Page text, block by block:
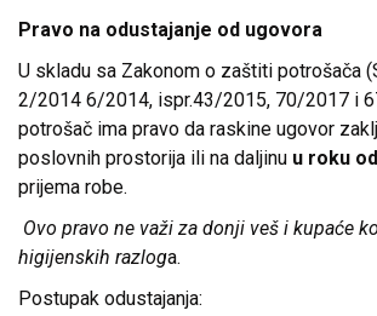
Pravo na odustajanje od ugovora
U skladu sa Zakonom o zaštiti potrošača
2/2014 6/2014, ispr.43/2015, 70/2017 i
potrošač ima pravo da raskine ugovor
poslovnih prostorija ili na daljinu u roku
prijema robe.
Ovo pravo ne važi za donji veš i kupaće
higijenskih razloga.
Postupak odustajanja: